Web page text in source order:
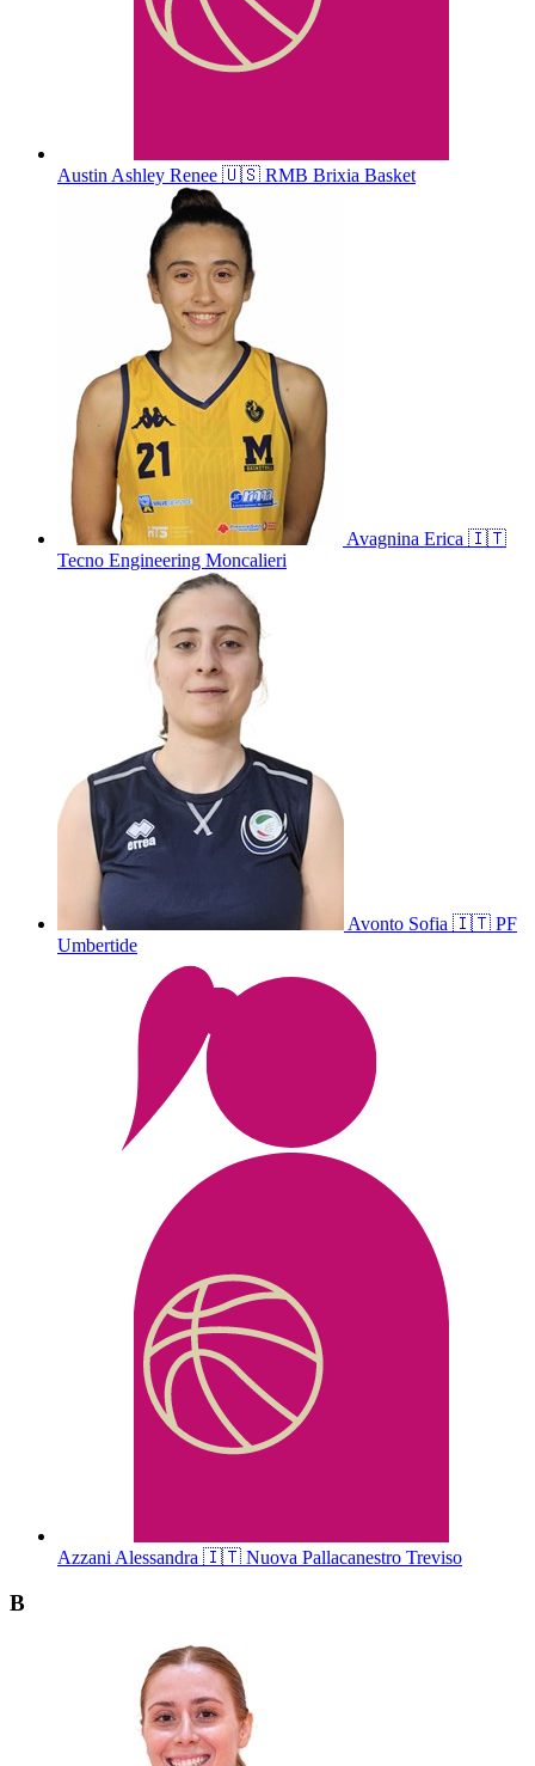
AustinAshley Renee 🇺🇸 RMB Brixia Basket
Avagnina Erica 🇮🇹
Tecno Engineering Moncalieri
Avonto Sofia 🇮🇹 PF
Umbertide
AzzaniAlessandra 🇮🇹 Nuova Pallacanestro Treviso
B